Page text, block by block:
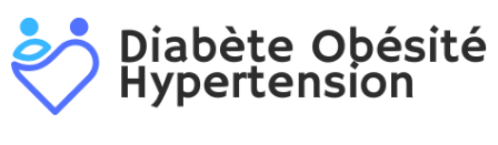
Aller
au
contenu